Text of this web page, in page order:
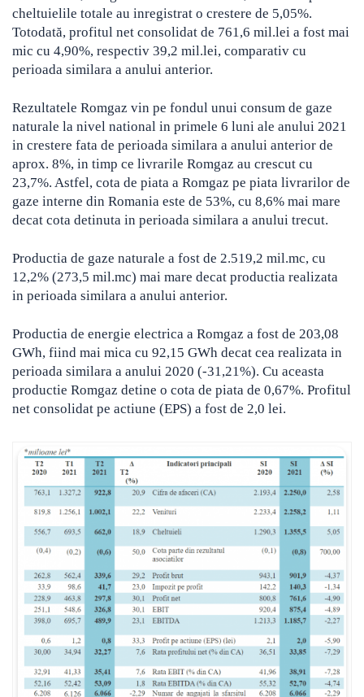
cheltuielile totale au inregistrat o crestere de 5,05%.
Totodată, profitul net consolidat de 761,6 mil.lei a fost mai
mic cu 4,90%, respectiv 39,2 mil.lei, comparativ cu
perioada similara a anului anterior.
Rezultatele Romgaz vin pe fondul unui consum de gaze
naturale la nivel national in primele 6 luni ale anului 2021
in crestere fata de perioada similara a anului anterior de
aprox. 8%, in timp ce livrarile Romgaz au crescut cu
23,7%. Astfel, cota de piata a Romgaz pe piata livrarilor de
gaze interne din Romania este de 53%, cu 8,6% mai mare
decat cota detinuta in perioada similara a anului trecut.
Productia de gaze naturale a fost de 2.519,2 mil.mc, cu
12,2% (273,5 mil.mc) mai mare decat productia realizata
in perioada similara a anului anterior.
Productia de energie electrica a Romgaz a fost de 203,08
GWh, fiind mai mica cu 92,15 GWh decat cea realizata in
perioada similara a anului 2020 (-31,21%). Cu aceasta
productie Romgaz detine o cota de piata de 0,67%. Profitul
net consolidat pe actiune (EPS) a fost de 2,0 lei.